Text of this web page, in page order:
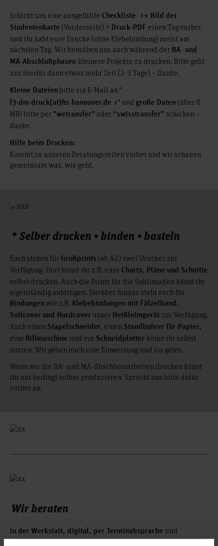
Schickt uns eine ausgefüllte Checkliste
+ Bild der
Studentenkarte (Vorderseite) + Druck-PDF einen Tag vorher
und ihr habt eure Drucke (ohne Klebebindung) meist am
nächsten Tag. Wir bemühen uns auch während der BA- und
MA-Abschlußphasen kleinere Projekte zu drucken. Bitte gebt
uns hierfür dann etwas mehr Zeit (2-3 Tage) – Danke.
Kleine Dateien bitte via E-Mail an "
f3-dm-druck(at)hs-hannover.de " und große Daten (über 8
MB) bitte per "wetransfer" oder “swisstransfer” schicken –
danke.
Hilfe beim Drucken:
Kommt zu unseren Beratungszeiten vorbei und wir schauen
gemeinsam was, wie geht.
* Selber drucken • binden • basteln
Euch stehen für Großprints (ab A2) zwei Drucker zur
Verfügung. Dort könnt ihr z.B. eure Charts, Pläne und Schnitte
selbst drucken. Auch die Prints für die Sublimation könnt ihr
eigenständig anfertigen. Darüber hinaus steht euch für
Bindungen wie z.B. Klebebindungen mit Fälzelband,
Softcover und Hardcover unser Heißleimgerät zur Verfügung.
Auch einen Stapelschneider, einen Standbohrer für Papier,
eine Rillmaschine und ein Schneidplotter könnt ihr selbst
nutzen. Wir geben euch eine Einweisung und los gehts.
Wenn wir die BA- und MA-Abschlussarbeiten drucken könnt
ihr nur bedingt selber produzieren. Sprecht uns bitte dafür
vorher an.
Wir beraten
in der Werkstatt, digital, per Terminabsprache und
produzieren gerne eure
für